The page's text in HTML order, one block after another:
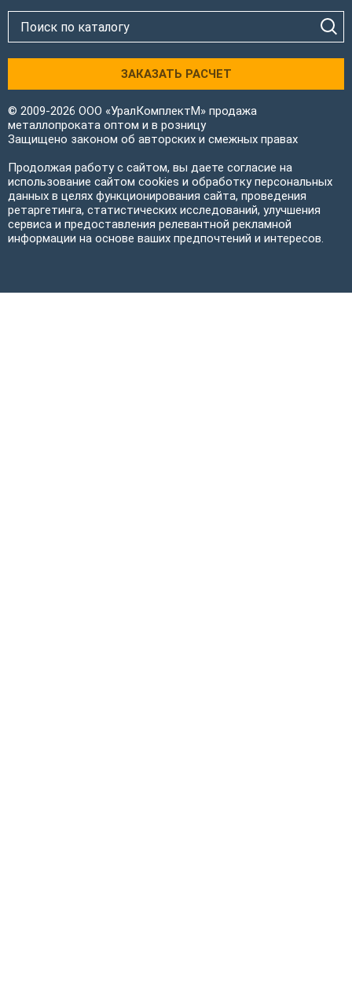
ЗАКАЗАТЬ РАСЧЕТ
© 2009-2026 ООО «УралКомплектМ» продажа
металлопроката оптом и в розницу
Защищено законом об авторских и смежных правах
Продолжая работу с сайтом, вы даете согласие на
использование сайтом cookies и обработку персональных
данных в целях функционирования сайта, проведения
ретаргетинга, статистических исследований, улучшения
сервиса и предоставления релевантной рекламной
информации на основе ваших предпочтений и интересов.